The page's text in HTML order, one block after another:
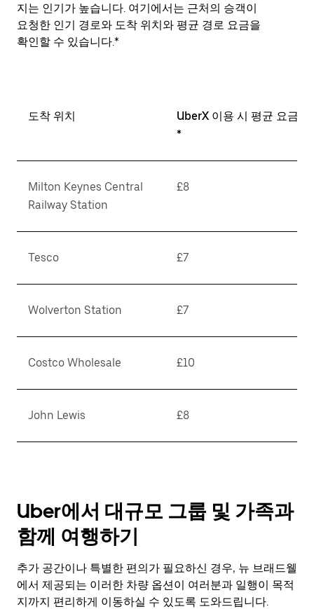
지는 인기가 높습니다. 여기에서는 근처의 승객이
요청한 인기 경로와 도착 위치와 평균 경로 요금을
확인할 수 있습니다.*
도착 위치
UberX 이용 시 평균 요금
*
Milton Keynes Central
Railway Station
£8
Tesco £7
Wolverton Station £7
Costco Wholesale £10
John Lewis £8
Uber에서 대규모 그룹 및 가족과
함께 여행하기
추가 공간이나 특별한 편의가 필요하신 경우, 뉴 브래드웰
에서 제공되는 이러한 차량 옵션이 여러분과 일행이 목적
지까지 편리하게 이동하실 수 있도록 도와드립니다.